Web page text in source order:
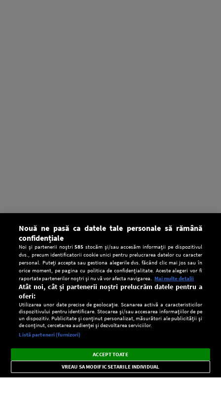
CONFIDENŢIALITATE
Setări:
Dark
Mode
Radio live, podcasturi, știri și alerte
importante.
×
Nouă ne pasă ca datele tale personale să rămână
confidențiale
Noi și partenerii noștri585 stocăm și/sau accesăm informații pe dispozitivul
dvs., precum identificatorii cookie unici pentru prelucrarea datelor cu caracter
personal. Puteți accepta sau gestiona alegerile dvs. făcând clic mai jos sau în
orice moment, pe pagina cu politica de confidențialitate. Aceste alegeri vor fi
raportate partenerilor noștri și nu vă vor afecta navigarea. Mai multe detalii
Atât noi, cât și partenerii noștri prelucrăm datele pentru a
oferi:
Utilizarea unor date precise de geolocație. Scanarea activă a caracteristicilor
dispozitivului pentru identificare. Stocarea și/sau accesarea informațiilor de pe
un dispozitiv. Publicitate și conținut personalizat, măsurători ale publicității și
de conținut, cercetarea audienței și dezvoltarea serviciilor.
Listă parteneri (furnizori)
ACCEPT TOATE
VREAU SA MODIFIC SETARILE INDIVIDUAL